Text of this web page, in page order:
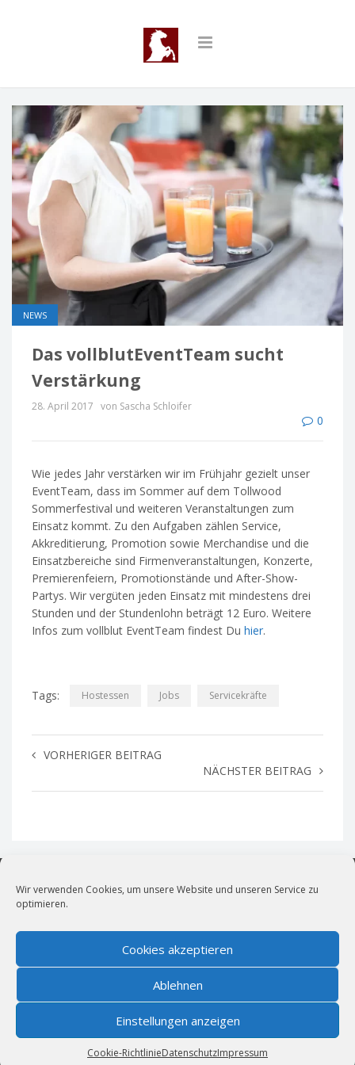
Wir verwenden Cookies, um unsere Website und unseren Service zu
optimieren.
Cookies akzeptieren
Ablehnen
Einstellungen anzeigen
Cookie-RichtlinieDatenschutzImpressum
NEWS
Das vollblutEventTeam sucht
Verstärkung
28. April 2017 von Sascha Schloifer
0
Wie jedes Jahr verstärken wir im Frühjahr gezielt unser
EventTeam, dass im Sommer auf dem Tollwood
Sommerfestival und weiteren Veranstaltungen zum
Einsatz kommt. Zu den Aufgaben zählen Service,
Akkreditierung, Promotion sowie Merchandise und die
Einsatzbereiche sind Firmenveranstaltungen, Konzerte,
Premierenfeiern, Promotionstände und After-Show-
Partys. Wir vergüten jeden Einsatz mit mindestens drei
Stunden und der Stundenlohn beträgt 12 Euro. Weitere
Infos zum vollblut EventTeam findest Du hier.
Tags: Hostessen Jobs Servicekräfte
VORHERIGER BEITRAG
NÄCHSTER BEITRAG
vollblut LiveMarketingLive- und Kulturmarketing für München.
News|Impressum|Cookie-Richtlinie (EU)|Datenschutz
AGBs für öffentliche Veranstaltungen